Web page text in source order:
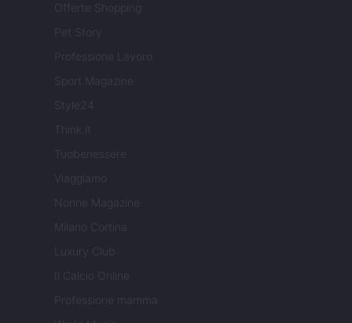
Offerte Shopping
Pet Story
Professione Lavoro
Sport Magazine
Style24
Think.it
Tuobenessere
Viaggiamo
Nonne Magazine
Milano Cortina
Luxury Club
Il Calcio Online
Professione mamma